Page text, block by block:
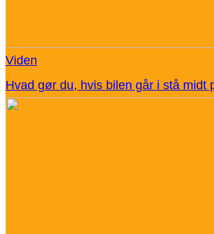
Viden
Hvad gør du, hvis bilen går i stå midt